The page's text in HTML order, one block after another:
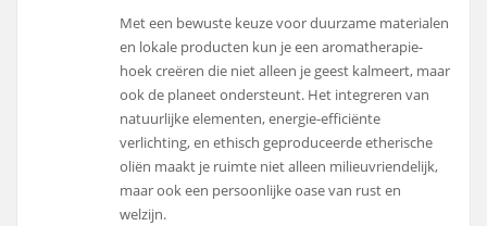
Met een bewuste keuze voor duurzame materialen
en lokale producten kun je een aromatherapie-
hoek creëren die niet alleen je geest kalmeert, maar
ook de planeet ondersteunt. Het integreren van
natuurlijke elementen, energie-efficiënte
verlichting, en ethisch geproduceerde etherische
oliën maakt je ruimte niet alleen milieuvriendelijk,
maar ook een persoonlijke oase van rust en
welzijn.